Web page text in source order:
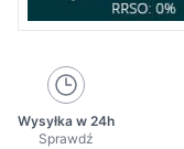
Wysyłka w 24h
Sprawdź